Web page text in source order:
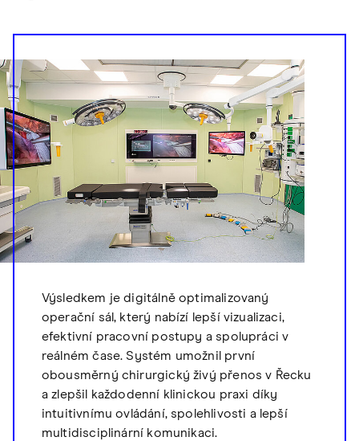
Výsledkem je digitálně optimalizovaný
operační sál, který nabízí lepší vizualizaci,
efektivní pracovní postupy a spolupráci v
reálném čase. Systém umožnil první
obousměrný chirurgický živý přenos v Řecku
a zlepšil každodenní klinickou praxi díky
intuitivnímu ovládání, spolehlivosti a lepší
multidisciplinární komunikaci.